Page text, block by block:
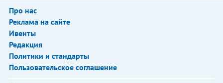
Про нас
Реклама на сайте
Ивенты
Редакция
Политики и стандарты
Пользовательское соглашение